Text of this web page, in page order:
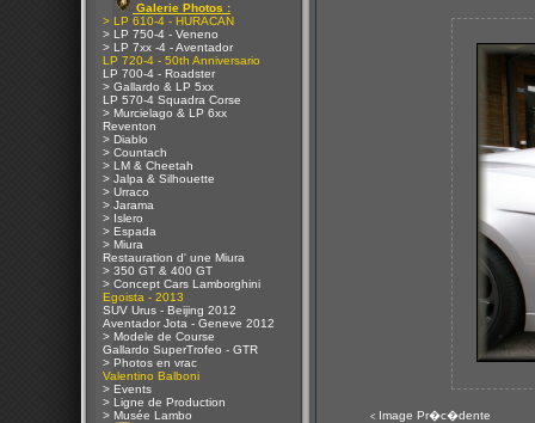
Galerie Photos :
> LP 610-4 - HURACAN
> LP 750-4 - Veneno
> LP 7xx -4 - Aventador
LP 720-4 - 50th Anniversario
LP 700-4 - Roadster
> Gallardo & LP 5xx
LP 570-4 Squadra Corse
> Murcielago & LP 6xx
Reventon
> Diablo
> Countach
> LM & Cheetah
> Jalpa & Silhouette
> Urraco
> Jarama
> Islero
> Espada
> Miura
Restauration d' une Miura
> 350 GT & 400 GT
> Concept Cars Lamborghini
Egoista - 2013
SUV Urus - Beijing 2012
Aventador Jota - Geneve 2012
> Modele de Course
Gallardo SuperTrofeo - GTR
> Photos en vrac
Valentino Balboni
> Events
> Ligne de Production
> Musée Lambo
< Image Pr�c�dente